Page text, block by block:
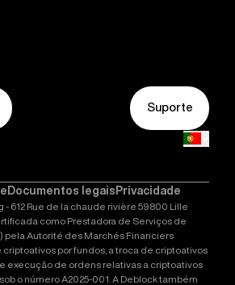
Suporte
Documentos legais Privacidade
- 612 Rue de la chaude rivière 59800 Lille
como Prestadora de Serviços de
pela Autorité des Marchés Financiers
criptoativos por fundos, a troca de criptoativos
execução de ordens relativas a criptoativos
o número A2025-001. A Deblock também